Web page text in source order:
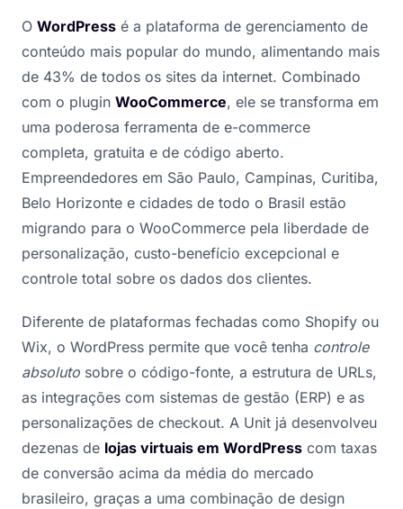
O WordPress é a plataforma de gerenciamento de
conteúdo mais popular do mundo, alimentando mais
de 43% de todos os sites da internet. Combinado
com o plugin WooCommerce, ele se transforma em
uma poderosa ferramenta de e-commerce
completa, gratuita e de código aberto.
Empreendedores em São Paulo, Campinas, Curitiba,
Belo Horizonte e cidades de todo o Brasil estão
migrando para o WooCommerce pela liberdade de
personalização, custo-benefício excepcional e
controle total sobre os dados dos clientes.
Diferente de plataformas fechadas como Shopify ou
Wix, o WordPress permite que você tenha controle
absoluto sobre o código-fonte, a estrutura de URLs,
as integrações com sistemas de gestão (ERP) e as
personalizações de checkout. A Unit já desenvolveu
dezenas de lojas virtuais em WordPress com taxas
de conversão acima da média do mercado
brasileiro, graças a uma combinação de design